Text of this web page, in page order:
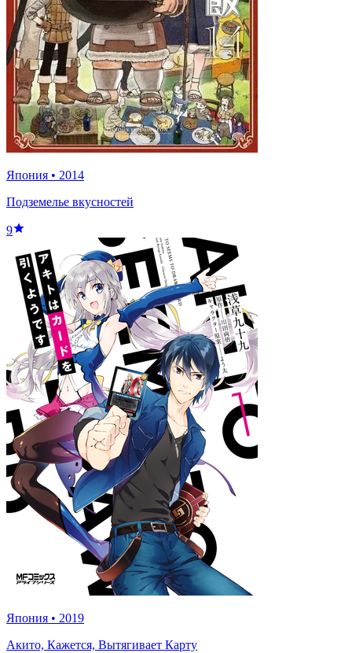
Япония • 2014
Подземелье вкусностей
9
Япония • 2019
Акито, Кажется, Вытягивает Карту